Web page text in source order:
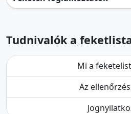
Tudnivalók a
Mi a
Az